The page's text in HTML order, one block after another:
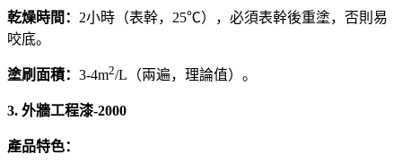
乾燥時間： 2小時（表幹，25℃），必須表幹後重塗，否則易
咬底。
塗刷面積： 3-4m2/L（兩遍，理論值）。
3. 外牆工程漆-2000
產品特色：